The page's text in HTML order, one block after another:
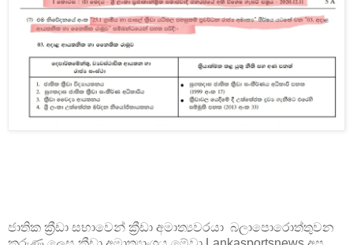
ජාතික ක්‍රීඩා සභාවෙන් ක්‍රීඩා අමාත්‍යවරයා බලාපොරොත්තුවන